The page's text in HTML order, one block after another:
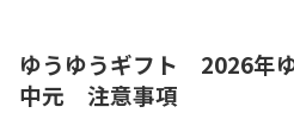
ゆうゆうギフト 2026年
中元 注意事項